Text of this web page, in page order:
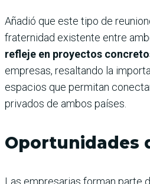
Añadió que este tipo de
fraternidad existente entre
refleje en proyectos
empresas, resaltando la
espacios que permitan
privados de ambos países.
Oportunidades
Las empresarias forman parte